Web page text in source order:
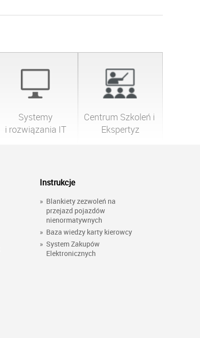
Systemy
i rozwiązania IT
Centrum Szkoleń i
Ekspertyz
Instrukcje
» Blankiety zezwoleń na
przejazd pojazdów
nienormatywnych
» Baza wiedzy karty kierowcy
» System Zakupów
Elektronicznych